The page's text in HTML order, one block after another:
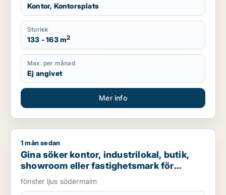
Kontor, Kontorsplats
Storlek
133 - 163 m2
Max. per månad
Ej angivet
Mer info
Gina söker kontor, industrilokal, butik, showroom eller
1 mån sedan
Gina söker kontor, industrilokal, butik,
showroom eller fastighetsmark för
uthyrning i Södermalm
fönster ljus södermalm